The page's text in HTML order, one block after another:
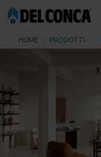
HOME PRODOTTI